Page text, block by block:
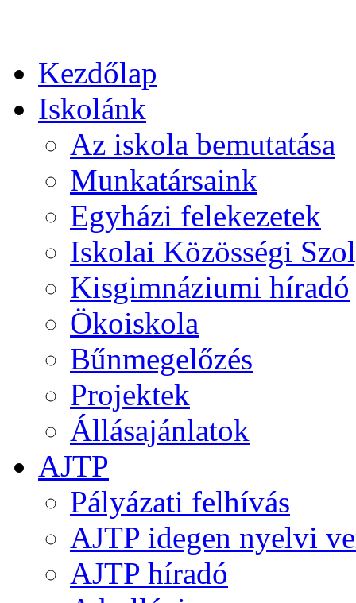
Kezdőlap
Iskolánk
Az iskola bemutatása
Munkatársaink
Egyházi felekezetek
Iskolai Közösségi
Kisgimnáziumi híradó
Ökoiskola
Bűnmegelőzés
Projektek
Állásajánlatok
AJTP
Pályázati felhívás
AJTP idegen nyelvi
AJTP híradó